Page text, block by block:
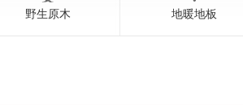
野生原木 地暖地板